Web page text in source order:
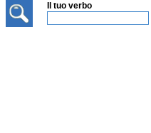
Il tuo verbo